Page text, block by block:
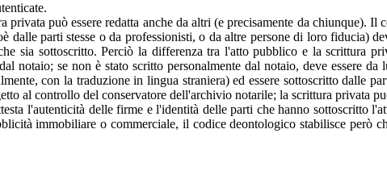
può essere redatta anche da altri (e precisamente da chiunque).
dalle parti stesse o da professionisti, o da altre persone di loro fiducia)
sia sottoscritto. Perciò la differenza tra l'atto pubblico e la scrittura
notaio; se non è stato scritto personalmente dal notaio, deve essere
con la traduzione in lingua straniera) ed essere sottoscritto dalle
al controllo del conservatore dell'archivio notarile; la scrittura privata
l'autenticità delle firme e l'identità delle parti che hanno sottoscritto
immobiliare o commerciale, il codice deontologico stabilisce però